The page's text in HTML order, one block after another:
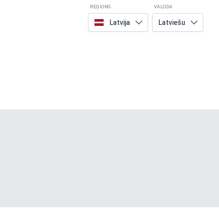
REĢIONS
Latvija
VALODA
Latviešu